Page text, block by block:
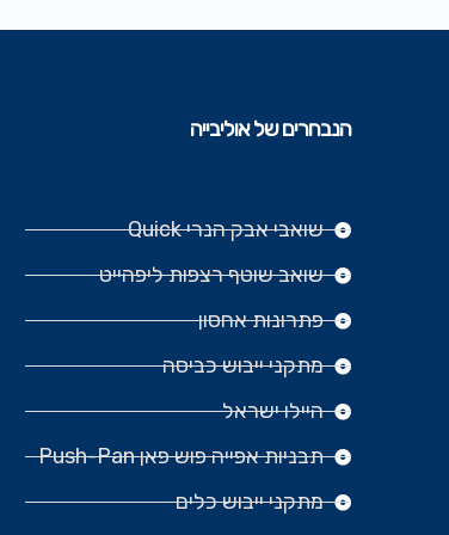
הנבחרים של אוליבייה
שואבי אבק הנרי Quick
שואב שוטף רצפות ליפהייט
פתרונות אחסון
מתקני ייבוש כביסה
היילו ישראל
תבניות אפייה פוש פאן Push-Pan
מתקני ייבוש כלים